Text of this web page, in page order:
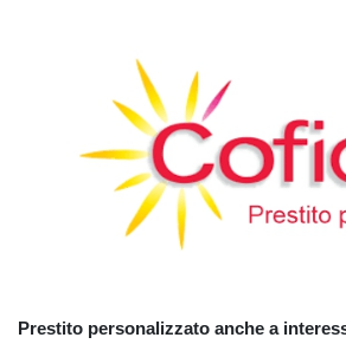
Prestito personalizzato anche a